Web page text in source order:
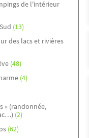
de l'intérieur
(13)
des lacs et rivières
(48)
(4)
» (randonnée,
(2)
(62)